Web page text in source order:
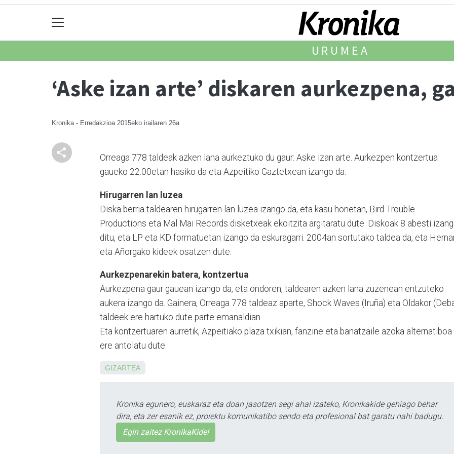
URUMEA
‘Aske izan arte’ diskaren aurkezpena,
Kronika - Erredakzioa 2015eko irailaren 26a
Orreaga 778 taldeak azken lana aurkeztuko du gaur: Aske izan arte. Aurkezpen kontzertua
gaueko 22:00etan hasiko da eta Azpeitiko Gaz­te­txean izango da.
Hirugarren lan luzea
Diska berria taldearen hi­ru­ga­rren lan luzea izango da, eta kasu honetan, Bird Trou­ble
Productions eta Mal Mai Records disketxeak ekoi­tzita argitaratu dute. Dis­ko­ak 8 abes­­ti
ditu, eta LP eta KD formatuetan izango da es­kuragarri. 2004an sort­u­tako tal­­­dea da, eta
eta Añor­­­gako kideek osatzen dute.
Aurkezpenarekin batera, kontzertua
Aurkezpena gaur gauean izango da, eta ondoren, tal­dearen azken lana zuzenean entzuteko
aukera izango da. Gainera, Orreaga 778 taldeaz aparte, Shock Waves (Iruña) eta Oldakor
taldeek ere hartuko dute parte emanaldian.
Eta kontzertuaren au­rretik, Azpeitiako plaza txi­kian, fanzine eta banatzaile azoka alternatiboa
ere an­tolatu dute.
GIZARTEA
Kronika egunero, euskaraz eta doan jasotzen segi ahal izateko, Kronikakide gehiago behar
dira, eta zer esanik ez, proiektu komunikatibo sendo eta profesional bat garatu nahi badugu.
Egin zaitez KronikaKide!